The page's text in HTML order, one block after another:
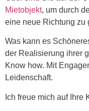
Mietobjekt, um durch
eine neue Richtung zu
Was kann es
der Realisierung ihrer
Know how. Mit
Leidenschaft.
Ich freue mich auf Ihre